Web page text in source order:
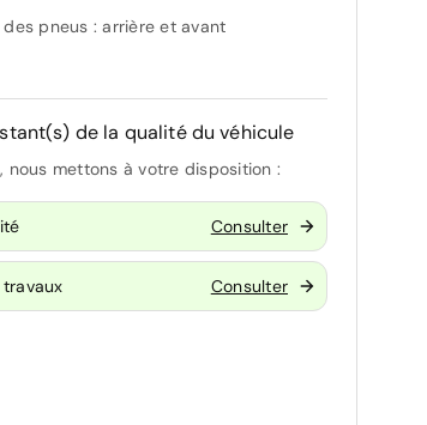
pneus : arrière et avant
de la qualité du véhicule
nous mettons à votre disposition :
Consulter
Consulter